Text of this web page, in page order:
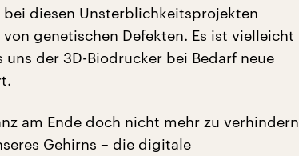
diesen Unsterblichkeitsprojekten
genetischen Defekten. Es ist vielleicht
der 3D-Biodrucker bei Bedarf neue
am Ende doch nicht mehr zu verhindern
Gehirns – die digitale